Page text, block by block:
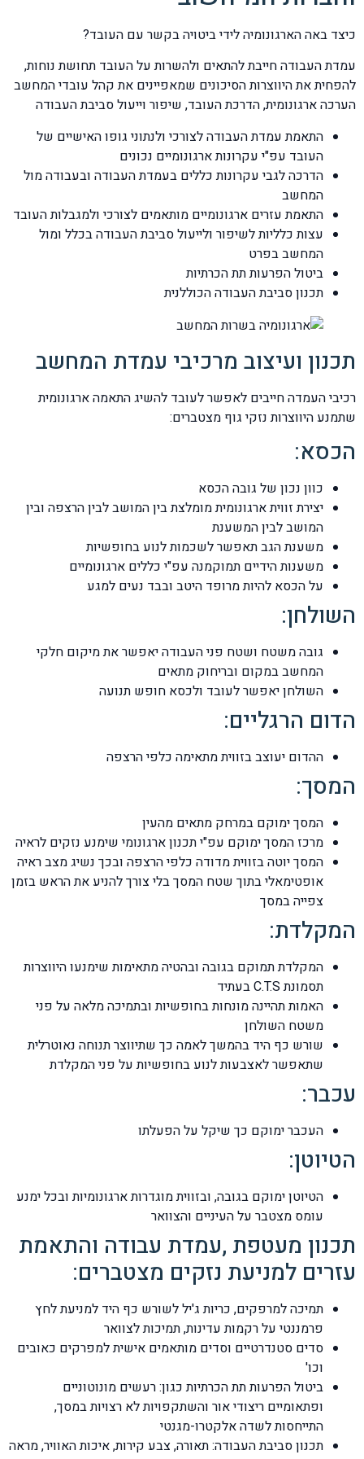
כיצד באה הארגונומיה לידי ביטויה בקשר עם העובד?
עמדת העבודה חייבת להתאים ולהשרות על העובד תחושת נוחות,
להפחית את היווצרות הסיכונים שמאפיינים את קהל עובדי המחשב
הערכה ארגונומית, הדרכת העובד, שיפור וייעול סביבת העבודה
התאמת עמדת העבודה לצורכי ולנתוני גופו האישיים של
העובד עפ"י עקרונות ארגונומיים נכונים
הדרכה לגבי עקרונות כללים בעמדת העבודה ובעבודה מול
המחשב
התאמת עזרים ארגונומיים מותאמים לצורכי ולמגבלות העובד
עצות כלליות לשיפור ולייעול סביבת העבודה בכלל ומול
המחשב בפרט
ביטול הפרעות תת הכרתיות
תכנון סביבת העבודה הכוללנית
תכנון ועיצוב מרכיבי עמדת המחשב
רכיבי העמדה חייבים לאפשר לעובד להשיג התאמה ארגונומית
שתמנע היווצרות נזקי גוף מצטברים:
הכסא:
כוון נכון של גובה הכסא
יצירת זווית ארגונומית מומלצת בין המושב לבין הרצפה ובין
המושב לבין המשענת
משענת הגב תאפשר לשכמות לנוע בחופשיות
משענות הידיים תמוקמנה עפ"י כללים ארגונומיים
על הכסא להיות מרופד היטב ובבד נעים למגע
השולחן:
גובה משטח ושטח פני העבודה יאפשר את מיקום חלקי
המחשב במקום ובריחוק מתאים
השולחן יאפשר לעובד ולכסא חופש תנועה
הדום הרגליים:
ההדום יעוצב בזווית מתאימה כלפי הרצפה
המסך:
המסך ימוקם במרחק מתאים מהעין
מרכז המסך ימוקם עפ"י תכנון ארגונומי שימנע נזקים לראיה
המסך יוטה בזווית מדודה כלפי הרצפה ובכך נשיג מצב ראיה
אופטימאלי בתוך שטח המסך בלי צורך להניע את הראש בזמן
צפייה במסך
המקלדת:
המקלדת תמוקם בגובה ובהטיה מתאימות שימנעו היווצרות
תסמונת C.T.S בעתיד
האמות תהיינה מונחות בחופשיות ובתמיכה מלאה על פני
משטח השולחן
שורש כף היד בהמשך לאמה כך שתיווצר תנוחה נאוטרלית
שתאפשר לאצבעות לנוע בחופשיות על פני המקלדת
עכבר:
העכבר ימוקם כך שיקל על הפעלתו
הטיוטן:
הטיוטן ימוקם בגובה, ובזווית מוגדרות ארגונומיות ובכל ימנע
עומס מצטבר על העיניים והצוואר
תכנון מעטפת ,עמדת עבודה והתאמת
עזרים למניעת נזקים מצטברים:
תמיכה למרפקים, כריות ג'יל לשורש כף היד למניעת לחץ
פרמננטי על רקמות עדינות, תמיכות לצוואר
סדים סטנדרטיים וסדים מותאמים אישית למפרקים כאובים
וכו'
ביטול הפרעות תת הכרתיות כגון: רעשים מונוטוניים
ופתאומיים ריצודי אור והשתקפויות לא רצויות במסך,
התייחסות לשדה אלקטרו-מגנטי
תכנון סביבת העבודה: תאורה, צבע קירות, איכות האוויר, מראה